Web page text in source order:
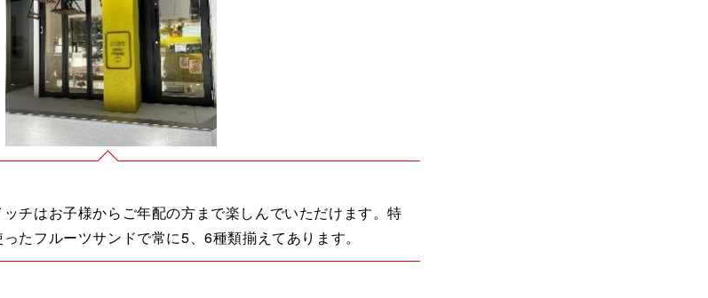
チはお子様からご年配の方まで楽しんでいただけます。特
たフルーツサンドで常に5、6種類揃えてあります。